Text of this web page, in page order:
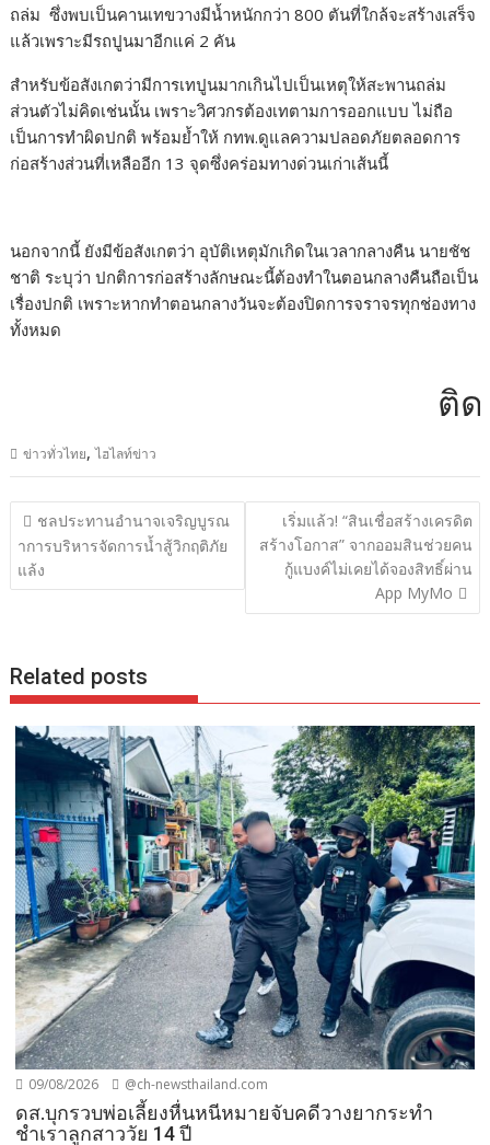
ถล่ม ซึ่งพบเป็นคานเทขวางมีน้ำหนักกว่า 800 ตันที่ใกล้จะสร้างเสร็จ
แล้วเพราะมีรถปูนมาอีกแค่ 2 คัน
สำหรับข้อสังเกตว่ามีการเทปูนมากเกินไปเป็นเหตุให้สะพานถล่ม
ส่วนตัวไม่คิดเช่นนั้น เพราะวิศวกรต้องเทตามการออกแบบ ไม่ถือ
เป็นการทำผิดปกติ พร้อมย้ำให้ กทพ.ดูแลความปลอดภัยตลอดการ
ก่อสร้างส่วนที่เหลืออีก 13 จุดซึ่งคร่อมทางด่วนเก่าเส้นนี้
นอกจากนี้ ยังมีข้อสังเกตว่า อุบัติเหตุมักเกิดในเวลากลางคืน นายชัช
ชาติ ระบุว่า ปกติการก่อสร้างลักษณะนี้ต้องทำในตอนกลางคืนถือเป็น
เรื่องปกติ เพราะหากทำตอนกลางวันจะต้องปิดการจราจรทุกช่องทาง
ทั้งหมด
ติดต่
ข่าวทั่วไทย,ไฮไลท์ข่าว
แนะแนว
เรื่อง
ชลประทานอำนาจเจริญบูรณ
าการบริหารจัดการน้ำสู้วิกฤติภัย
แล้ง
เริ่มแล้ว! “สินเชื่อสร้างเครดิต
สร้างโอกาส” จากออมสินช่วยคน
กู้แบงค์ไม่เคยได้จองสิทธิ์ผ่าน
App MyMo
Related posts
09/08/2026 @ch-newsthailand.com
ดส.บุกรวบพ่อเลี้ยงหื่นหนีหมายจับคดีวางยากระทำ
ชำเราลูกสาววัย 14 ปี